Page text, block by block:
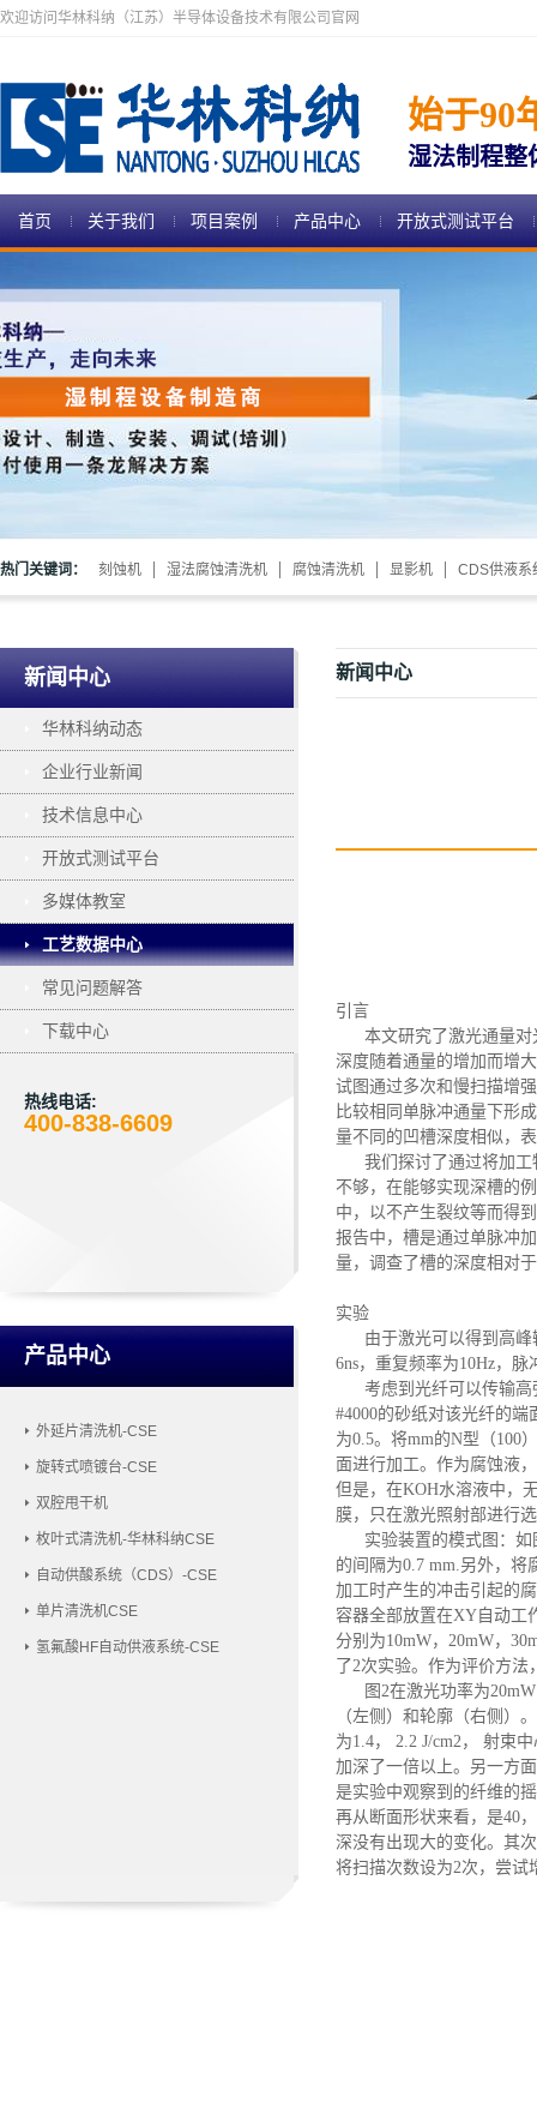
欢迎访问华林科纳（江苏）半导体设备技术有限公司官网
始于90
湿法制程整
首页 关于我们 项目案例 产品中心 开放式测试平台
热门关键词： 刻蚀机 湿法腐蚀清洗机 腐蚀清洗机 显影机 CDS供液系
新闻中心
华林科纳动态
企业行业新闻
技术信息中心
开放式测试平台
多媒体教室
工艺数据中心
常见问题解答
下载中心
热线电话:
400-838-6609
产品中心
外延片清洗机-CSE
旋转式喷镀台-CSE
双腔甩干机
枚叶式清洗机-华林科纳CSE
自动供酸系统（CDS）-CSE
单片清洗机CSE
氢氟酸HF自动供液系统-CSE
新闻中心
引言
本文研究了激光通量对
深度随着通量的增加而增
试图通过多次和慢扫描增
比较相同单脉冲通量下形
量不同的凹槽深度相似，
我们探讨了通过将加工
不够，在能够实现深槽的
中，以不产生裂纹等而得
报告中，槽是通过单脉冲
量，调查了槽的深度相对
实验
由于激光可以得到高峰
6ns，重复频率为10Hz，
考虑到光纤可以传输高
#4000的砂纸对该光纤的
为0.5。将mm的N型（100
面进行加工。作为腐蚀液
但是，在KOH水溶液中，
膜，只在激光照射部进行
实验装置的模式图 ： 如
的间隔为0.7 mm.另外，将
加工时产生的冲击引起的
容器全部放置在XY自动工
分别为10mW，20mW，
了2次实验。作为评价方
图 2在激光功率为
（左侧）和轮廓（右侧） 。
为1.4， 2.2 J/cm2， 射束
加深了一倍以上。另一方
是实验中观察到的纤维的
再从断面形状来看，是40
深没有出现大的变化。其
将扫描次数设为2次，尝试